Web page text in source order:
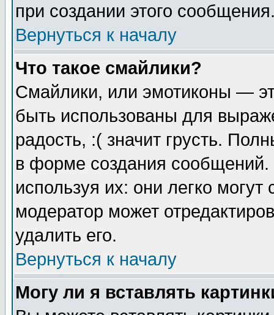
при создании этого
Вернуться к началу
Что такое смайлики?
Смайлики, или эмотиконы —
быть использованы для
радость, :( значит грусть.
в форме создания сообщений.
используя их: они легко
модератор может
удалить его.
Вернуться к началу
Могу ли я вставлять